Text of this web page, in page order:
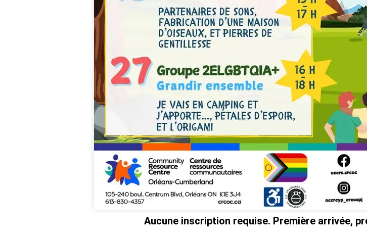
Aucune inscription requise. Première arrivée,